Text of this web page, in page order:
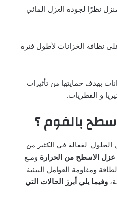
نظرًا لجودة العزل المائي
نظافة الخزانات لأطول فترة
بهدف حمايتها من تأثيرات
و الفطريات.
بالفوم ؟
الحلول الفعالة في الكثير من
عزل الاسطح من الحرارة ومنع
ومقاومة العوامل البيئية
وفيما يلي أبرز الحالات التي